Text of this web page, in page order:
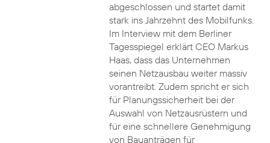
abgeschlossen und startet damit
stark ins Jahrzehnt des Mobilfunks.
Im Interview mit dem Berliner
Tagesspiegel erklärt CEO Markus
Haas, dass das Unternehmen
seinen Netzausbau weiter massiv
vorantreibt. Zudem spricht er sich
für Planungssicherheit bei der
Auswahl von Netzausrüstern und
für eine schnellere Genehmigung
von Bauanträgen für